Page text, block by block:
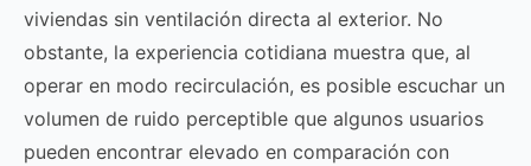
viviendas sin ventilación directa al exterior. No
obstante, la experiencia cotidiana muestra que, al
operar en modo recirculación, es posible escuchar un
volumen de ruido perceptible que algunos usuarios
pueden encontrar elevado en comparación con